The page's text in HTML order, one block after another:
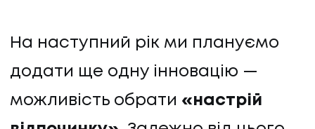
На наступний рік ми плануємо
додати ще одну інновацію —
можливість обрати «настрій